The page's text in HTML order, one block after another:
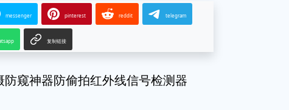
messenger pinterest reddit telegram
复制链接
窥神器防偷拍红外线信号检测器